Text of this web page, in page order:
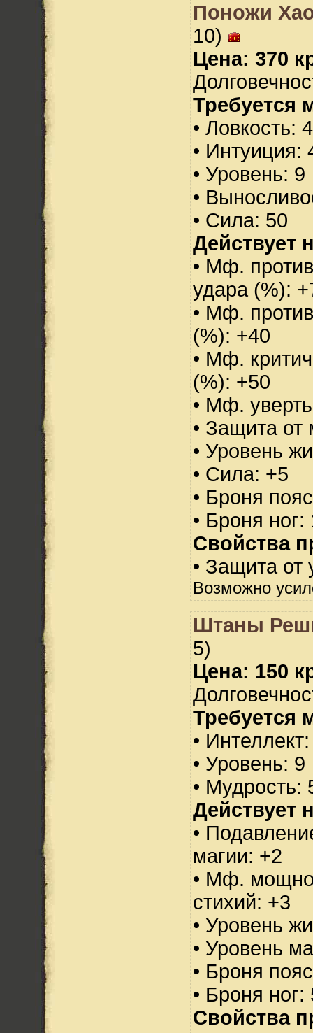
Поножи
10)
Цена: 370
Требуется
• Ловкость:
• Интуиция:
• Уровень: 9
•
• Сила: 50
Действует
• Мф.
удара (%):
• Мф.
(%): +40
• Мф.
(%): +50
• Мф.
• Защита от
• Уровень
• Сила: +5
• Броня
• Броня
Свойства
• Защита от
Возможно
Штаны
5)
Цена: 150
Требуется
•
• Уровень: 9
• Мудрость:
Действует
•
магии: +2
• Мф.
стихий: +3
• Уровень
• Уровень
• Броня
• Броня
Свойства